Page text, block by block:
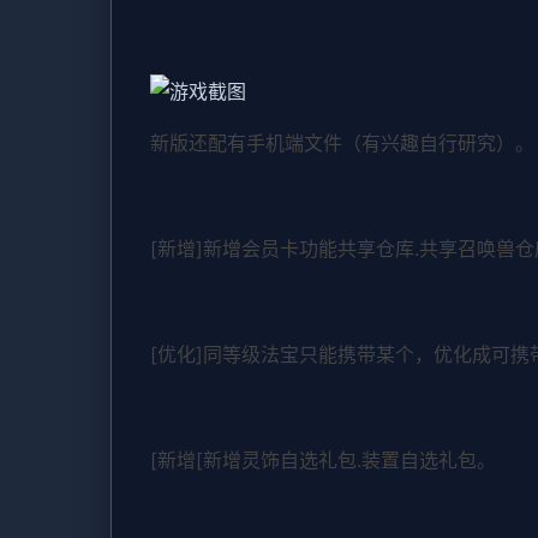
新版还配有手机端文件（有兴趣自行研究）。
[新增]新增会员卡功能共享仓库.共享召唤兽仓
[优化]同等级法宝只能携带某个，优化成可携
[新增[新增灵饰自选礼包.装置自选礼包。